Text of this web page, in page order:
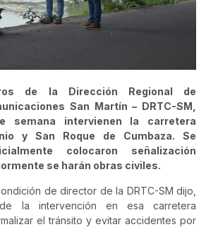
de la Dirección Regional de
San Martín – DRTC-SM,
semana intervienen la carretera
y San Roque de Cumbaza. Se
colocaron señalización
se harán obras civiles.
de director de la DRTC-SM dijo,
la intervención en esa carretera
el tránsito y evitar accidentes por